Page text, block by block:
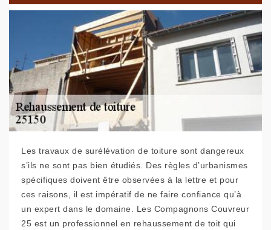
Les travaux de surélévation de toiture sont dangereux
s’ils ne sont pas bien étudiés. Des règles d’urbanismes
spécifiques doivent être observées à la lettre et pour
ces raisons, il est impératif de ne faire confiance qu’à
un expert dans le domaine. Les Compagnons Couvreur
25 est un professionnel en rehaussement de toit qui